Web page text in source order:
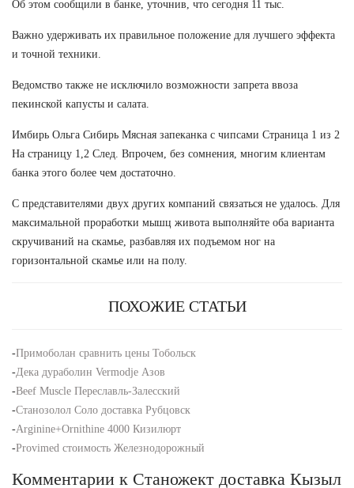
Об этом сообщили в банке, уточнив, что сегодня 11 тыс.
Важно удерживать их правильное положение для лучшего эффекта
и точной техники.
Ведомство также не исключило возможности запрета ввоза
пекинской капусты и салата.
Имбирь Ольга Сибирь Мясная запеканка с чипсами Страница 1 из 2
На страницу 1,2 След. Впрочем, без сомнения, многим клиентам
банка этого более чем достаточно.
С представителями двух других компаний связаться не удалось. Для
максимальной проработки мышц живота выполняйте оба варианта
скручиваний на скамье, разбавляя их подъемом ног на
горизонтальной скамье или на полу.
ПОХОЖИЕ СТАТЬИ
-Примоболан сравнить цены Тобольск
-Дека дураболин Vermodje Азов
-Beef Muscle Переславль-Залесский
-Станозолол Соло доставка Рубцовск
-Arginine+Ornithine 4000 Кизилюрт
-Provimed стоимость Железнодорожный
Комментарии к Станожект доставка Кызыл